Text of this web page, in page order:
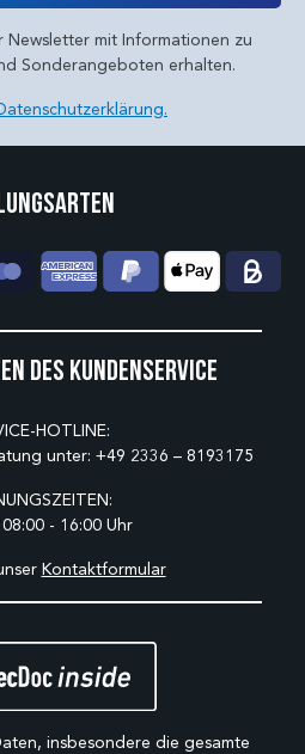
Newsletter mit Informationen zu
Sonderangeboten erhalten.
des Kundenservice
HOTLINE:
unter: +49 2336 – 8193175
- 16:00 Uhr
Kontaktformular
insbesondere die gesamte